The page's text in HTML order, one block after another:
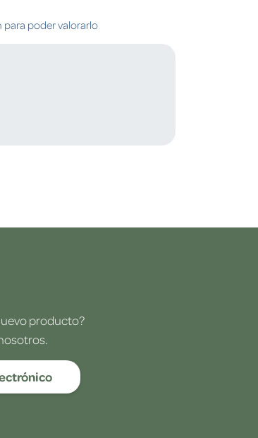
para poder valorarlo
producto?